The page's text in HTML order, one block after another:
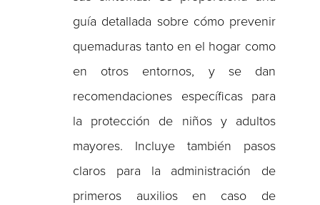
guía detallada sobre cómo prevenir
quemaduras tanto en el hogar como
en otros entornos, y se dan
recomendaciones específicas para
la protección de niños y adultos
mayores. Incluye también pasos
claros para la administración de
primeros auxilios en caso de